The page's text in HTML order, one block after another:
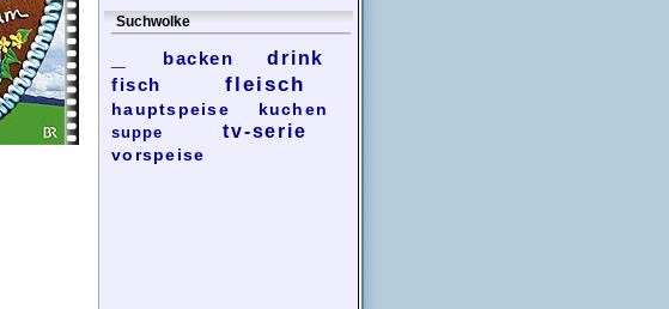
Suchwolke
backen
drink
fisch
fleisch
hauptspeise kuchen
suppe tv-serie
vorspeise